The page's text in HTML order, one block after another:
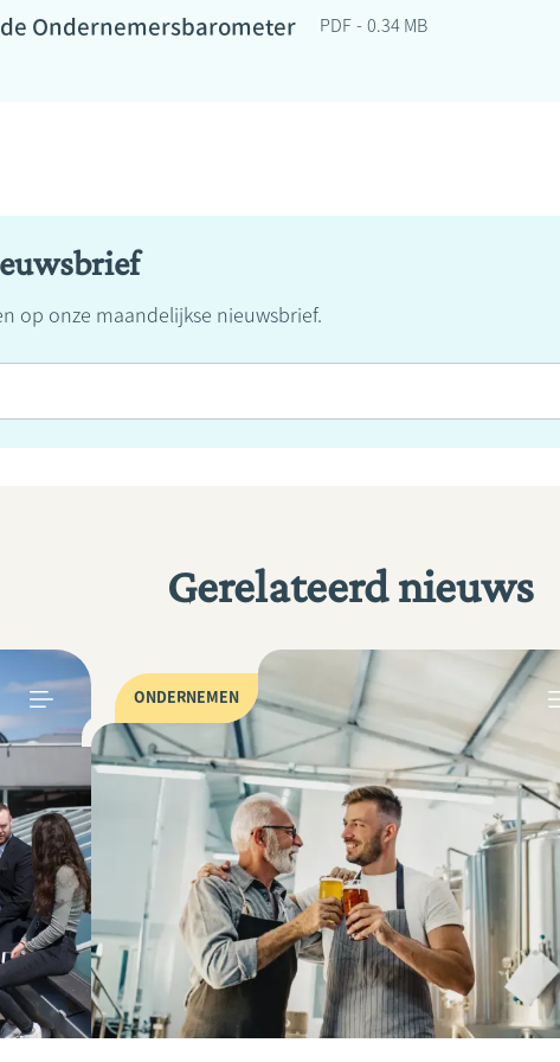
Ondernemersbarometer PDF 0.34 MB
op onze maandelijkse nieuwsbrief.
Gerelateerd nieuws
ONDERNEMEN